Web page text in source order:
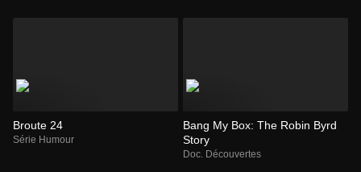
Broute 24
Série Humour
Bang My Box: The Robin Byrd
Story
Doc. Découvertes